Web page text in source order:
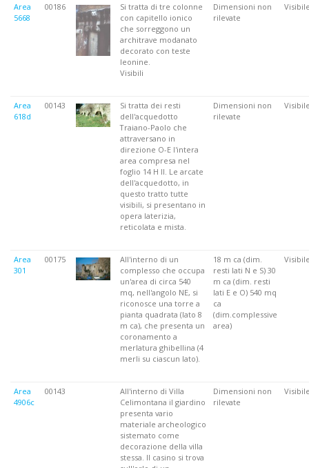
Area
5668
00186
Si tratta di tre colonne
con capitello ionico
che sorreggono un
architrave modanato
decorato con teste
leonine.
Visibili
Dimensioni non
rilevate
Area
618d
00143
Si tratta dei resti
dell'acquedotto
Traiano-Paolo che
attraversano in
direzione O-E l'intera
area compresa nel
foglio 14 H II. Le arcate
dell'acquedotto, in
questo tratto tutte
visibili, si presentano in
opera laterizia,
reticolata e mista.
Dimensioni non
rilevate
Area
301
00175
All'interno di un
complesso che occupa
un'area di circa 540
mq, nell'angolo NE, si
riconosce una torre a
pianta quadrata (lato 8
m ca), che presenta un
coronamento a
merlatura ghibellina (4
merli su ciascun lato).
18 m ca (dim.
resti lati N e S) 30
m ca (dim. resti
lati E e O) 540 mq
ca
(dim.complessive
area)
Area
4906c
00143
All'interno di Villa
Celimontana il giardino
presenta vario
materiale archeologico
sistemato come
decorazione della villa
stessa. Il casino si trova
Dimensioni non
rilevate